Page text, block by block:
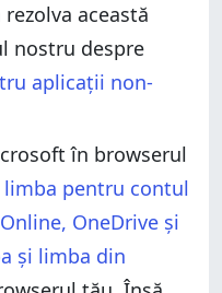
această
nostru despre
aplicații non-
în browserul
pentru contul
OneDrive și
și limba din